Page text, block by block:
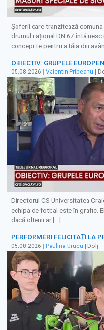
Șoferii care tranzitează
drumul național DN 67
concepute pentru a tăia din
OBIECTIV: GRUPELE
05.08.2026 | Valentin Pribeanu |
Directorul CS Universitatea
echipa de fotbal este în grafic.
dacă oltenii ar […]
PERFORMERI FELICITAȚI LA
05.08.2026 Paulina Urucu | Dolj